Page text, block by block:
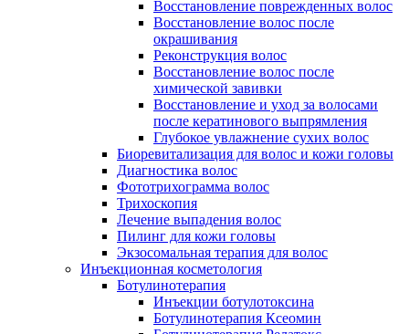
Восстановление поврежденных волос
Восстановление волос после
окрашивания
Реконструкция волос
Восстановление волос после
химической завивки
Восстановление и уход за волосами
после кератинового выпрямления
Глубокое увлажнение сухих волос
Биоревитализация для волос и кожи головы
Диагностика волос
Фототрихограмма волос
Трихоскопия
Лечение выпадения волос
Пилинг для кожи головы
Экзосомальная терапия для волос
Инъекционная косметология
Ботулинотерапия
Инъекции ботулотоксина
Ботулинотерапия Ксеомин